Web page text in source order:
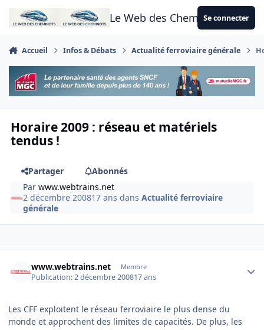
Aller au contenu
Le Web des CheminotsSe connecter
Accueil Infos & Débats Actualité ferroviaire générale
Horaire 2009 : réseau et matériels
tendus !
Partager
Abonnés
Parwww.webtrains.net
2 décembre 200817 ans dansActualité ferroviaire
générale
www.webtrains.net Membre
Publication:2 décembre 200817 ans
Les CFF exploitent le réseau ferroviaire le plus dense du
monde et approchent des limites de capacités. De plus, les